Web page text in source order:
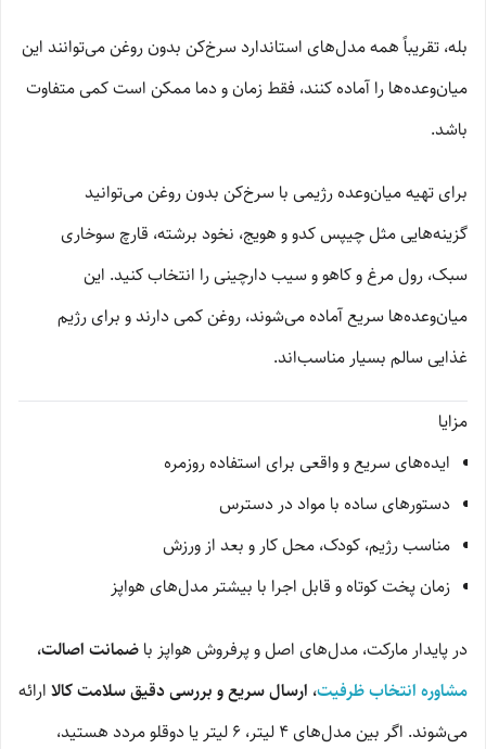
بله، تقریباً همه مدل‌های استاندارد سرخ‌کن بدون روغن می‌توانند این
میان‌وعده‌ها را آماده کنند، فقط زمان و دما ممکن است کمی متفاوت
باشد.
برای تهیه میان‌وعده رژیمی با سرخ‌کن بدون روغن می‌توانید
گزینه‌هایی مثل چیپس کدو و هویج، نخود برشته، قارچ سوخاری
سبک، رول مرغ و کاهو و سیب دارچینی را انتخاب کنید. این
میان‌وعده‌ها سریع آماده می‌شوند، روغن کمی دارند و برای رژیم
غذایی سالم بسیار مناسب‌اند.
مزایا
ایده‌های سریع و واقعی برای استفاده روزمره
دستورهای ساده با مواد در دسترس
مناسب رژیم، کودک، محل کار و بعد از ورزش
زمان پخت کوتاه و قابل اجرا با بیشتر مدل‌های هواپز
در پایدار مارکت، مدل‌های اصل و پرفروش هواپز با ضمانت اصالت،
مشاوره انتخاب ظرفیت، ارسال سریع و بررسی دقیق سلامت کالا ارائه
می‌شوند. اگر بین مدل‌های ۴ لیتر، ۶ لیتر یا دوقلو مردد هستید،